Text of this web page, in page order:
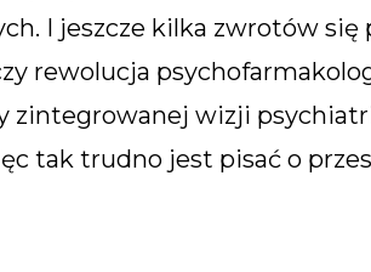
I jeszcze kilka zwrotów
rewolucja
zintegrowanej wizji
tak trudno jest pisać o